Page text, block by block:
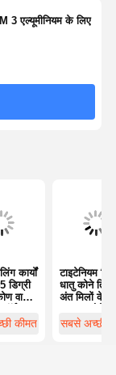
3 एल्यूमीनियम के लिए
कार्यों
डिग्री
वाले
मिल्स
कीमत
टाइटेनियम
धातु कोने
अंत मिलों के
मिलिंग
सबसे अच्छी